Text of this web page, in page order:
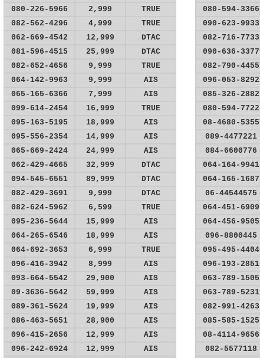
080-594-3366
090-623-9933
082-716-7733
090-636-3377
082-790-4455
096-053-8292
085-326-2882
080-594-7722
08-4680-5355
089-4477221
084-6600776
064-164-9941
064-165-1687
06-44544575
064-451-6909
064-456-9505
096-8800445
095-495-4404
096-193-2851
063-789-1505
063-789-5231
082-991-4263
085-585-1525
08-4114-9656
082-5577118
080-226-5966
2,999
TRUE
082-562-4296
4,999
TRUE
062-669-4542
12,999
DTAC
081-596-4515
25,999
DTAC
082-652-4656
9,999
TRUE
064-142-9963
9,999
AIS
065-165-6366
7,999
AIS
099-614-2454
16,999
TRUE
095-163-5195
18,999
AIS
095-556-2354
14,999
AIS
065-669-2424
24,999
AIS
062-429-4665
32,999
DTAC
094-545-6551
89,999
DTAC
082-429-3691
9,999
DTAC
082-624-5962
6,599
TRUE
095-236-5644
15,999
AIS
064-265-6546
18,999
AIS
064-692-3653
6,999
TRUE
096-416-3942
8,999
AIS
093-664-5542
29,900
AIS
09-3636-5642
59,999
AIS
089-361-5624
19,999
AIS
086-463-5651
28,900
AIS
096-415-2656
12,999
AIS
096-242-6924
12,999
AIS